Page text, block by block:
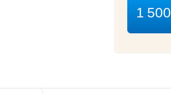
1 500